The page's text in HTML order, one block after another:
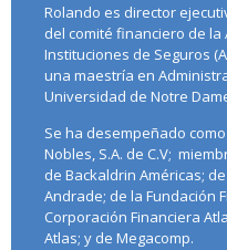
Rolando es director
del comité financiero de la
Instituciones de Seguros
una maestría en
Universidad de Notre
Se ha desempeñado
Nobles, S.A. de C.V;
de Backaldrin Américas;
Andrade; de la Fundación
Corporación Financiera
Atlas; y de